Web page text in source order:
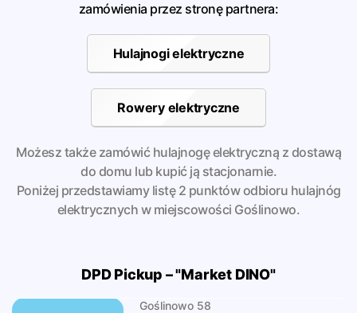
zamówienia przez stronę partnera:
Hulajnogi elektryczne
Rowery elektryczne
Możesz także zamówić hulajnogę elektryczną z dostawą
do domu lub kupić ją stacjonarnie.
Poniżej przedstawiamy listę 2 punktów odbioru hulajnóg
elektrycznych w miejscowości Goślinowo.
DPD Pickup – "Market DINO"
Goślinowo 58